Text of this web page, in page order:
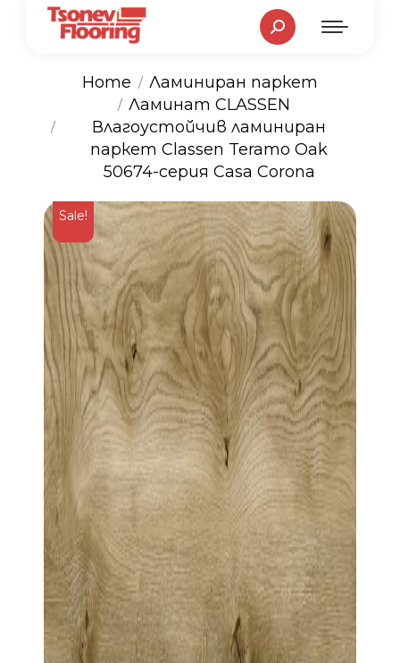
Search:
You are here:
Home
Ламиниран паркет
Ламинат CLASSEN
Влагоустойчив ламиниран
паркет Classen Teramo Oak
50674-серия Casa Corona
Sale!